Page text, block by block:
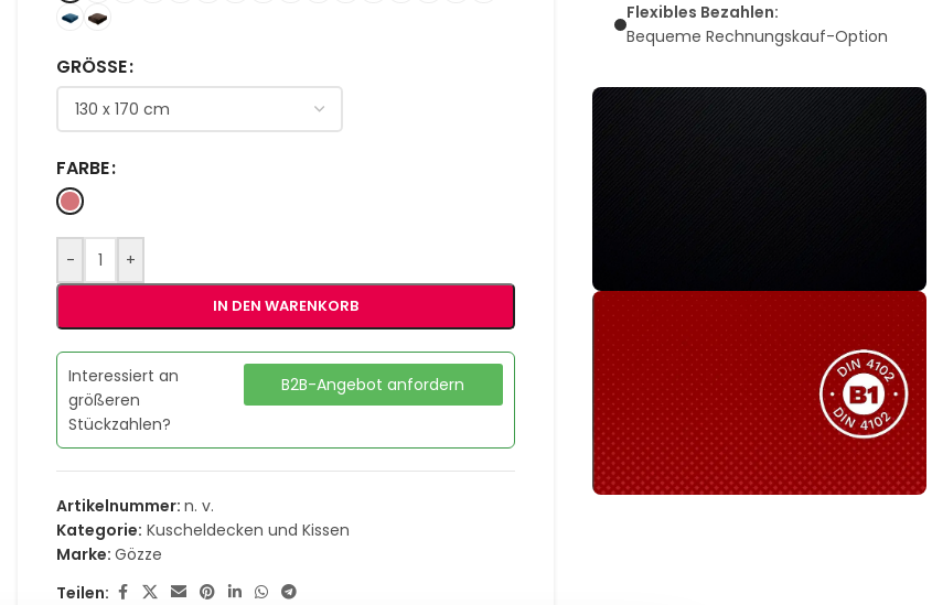
GRÖSSE
FARBE
- +
IN DEN WARENKORB
Interessiert an
größeren
Stückzahlen?
B2B-Angebot anfordern
Artikelnummer:n. v.
Kategorie: Kuscheldecken und Kissen
Marke:Gözze
Teilen:
Flexibles Bezahlen:
Bequeme Rechnungskauf-Option
Sie haben nicht das passende
Produkt gefunden?
Wir helfen Ihnen gerne weiter!